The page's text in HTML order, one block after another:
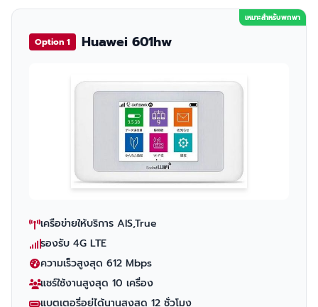
เหมาะสำหรับพกพา
Option 1 Huawei 601hw
เครือข่ายให้บริการ AIS,True
รองรับ 4G LTE
ความเร็วสูงสุด 612 Mbps
แชร์ใช้งานสูงสุด 10 เครื่อง
แบตเตอรี่อยู่ได้นานสูงสุด 12 ชั่วโมง